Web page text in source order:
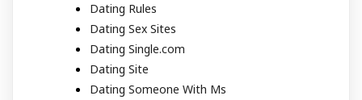
Dating Rules
Dating Sex Sites
Dating Single.com
Dating Site
Dating Someone With Ms